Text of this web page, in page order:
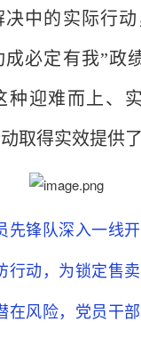
中的实际行动
成必定有我”政
种迎难而上、
取得实效提供
先锋队深入一线
行动，为锁定售
在风险，党员干